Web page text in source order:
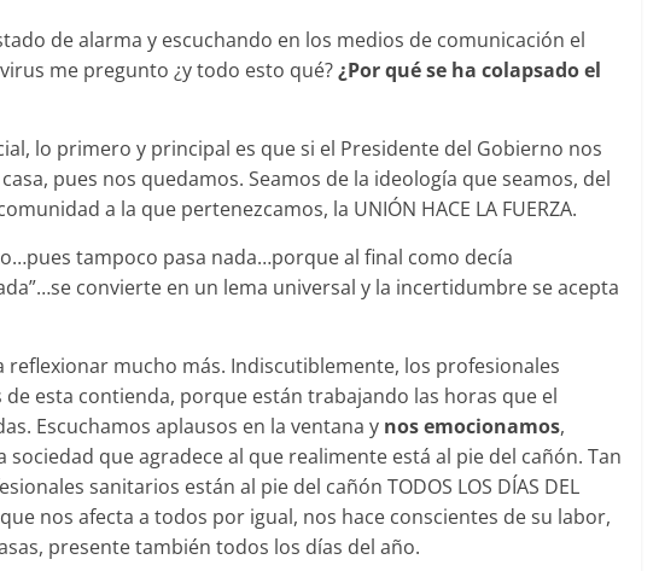
de alarma y escuchando en los medios de comunicación el
me pregunto ¿y todo esto qué?¿Por qué se ha colapsado el
lo primero y principal es que si el Presidente del Gobierno nos
pues nos quedamos. Seamos de la ideología que seamos, del
a la que pertenezcamos, la UNIÓN HACE LA FUERZA.
tampoco pasa nada…porque al final como decía
convierte en un lema universal y la incertidumbre se acepta
reflexionar mucho más. Indiscutiblemente, los profesionales
esta contienda, porque están trabajando las horas que el
Escuchamos aplausos en la ventana y nos emocionamos,
que agradece al que realimente está al pie del cañón. Tan
sanitarios están al pie del cañón TODOS LOS DÍAS DEL
nos afecta a todos por igual, nos hace conscientes de su labor,
presente también todos los días del año.